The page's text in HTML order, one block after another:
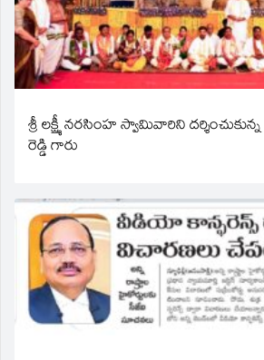
శ్రీ లక్ష్మీ నరసింహ స్వామివారిని
రెడ్డి గారు